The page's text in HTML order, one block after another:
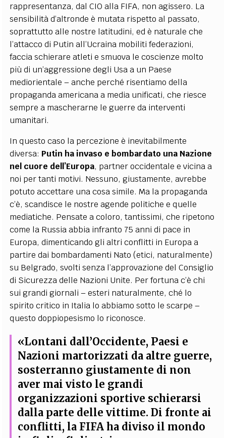
rappresentanza, dal CIO alla FIFA, non agissero. La
sensibilità d’altronde è mutata rispetto al passato,
soprattutto alle nostre latitudini, ed è naturale che
l’attacco di Putin all’Ucraina mobiliti federazioni,
faccia schierare atleti e smuova le coscienze molto
più di un’aggressione degli Usa a un Paese
mediorientale – anche perché risentiamo della
propaganda americana a media unificati, che riesce
sempre a mascherarne le guerre da interventi
umanitari.
In questo caso la percezione è inevitabilmente
diversa: Putin ha invaso e bombardato una Nazione
nel cuore dell’Europa, partner occidentale e vicina a
noi per tanti motivi. Nessuno, giustamente, avrebbe
potuto accettare una cosa simile. Ma la propaganda
c’è, scandisce le nostre agende politiche e quelle
mediatiche. Pensate a coloro, tantissimi, che ripetono
come la Russia abbia infranto 75 anni di pace in
Europa, dimenticando gli altri conflitti in Europa a
partire dai bombardamenti Nato (etici, naturalmente)
su Belgrado, svolti senza l’approvazione del Consiglio
di Sicurezza delle Nazioni Unite. Per fortuna c’è chi
sui grandi giornali – esteri naturalmente, ché lo
spirito critico in Italia lo abbiamo sotto le scarpe –
questo doppiopesismo lo riconosce.
«Lontani dall’Occidente, Paesi e
Nazioni martorizzati da altre guerre,
sosterranno giustamente di non
aver mai visto le grandi
organizzazioni sportive schierarsi
dalla parte delle vittime. Di fronte ai
conflitti, la FIFA ha diviso il mondo